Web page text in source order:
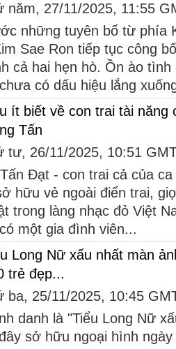
năm, 27/11/2025, 11:55
những tuyên bố từ phía
Sae Ron tiếp tục công
cả hai hẹn hò. Ồn ào
có dấu hiệu lắng
ít biết về con trai tài năng
Tấn
tư, 26/11/2025, 10:51
Đạt - con trai cả của
hữu vẻ ngoài điển trai,
trong làng nhạc đỏ Việt
một gia đình viên...
Long Nữ xấu nhất màn
trẻ đẹp...
ba, 25/11/2025, 10:45
danh là "Tiểu Long Nữ
sở hữu ngoại hình